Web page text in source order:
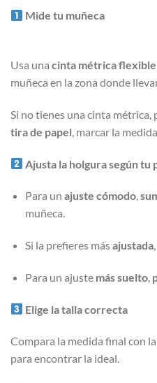
Mide tu muñeca
Usa una cinta métrica flexible
muñeca en la zona donde
Si no tienes una cinta métrica,
tira de papel , marcar la
Ajusta la holgura según
Para un ajuste cómodo,
muñeca.
Si la prefieres másajustada,
Para un ajuste más suelto,
Elige la talla correcta
Compara la medida final con
para encontrar la ideal.